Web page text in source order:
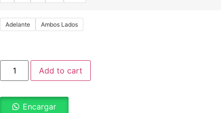
Adelante Ambos Lados
Add to cart
Encargar